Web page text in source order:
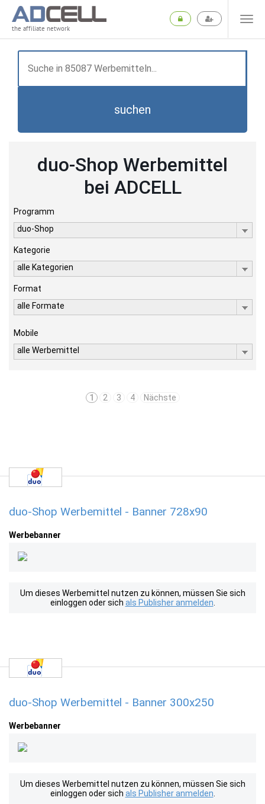
the affiliate network
suchen
duo-Shop Werbemittel
bei ADCELL
Programm
duo-Shop
Kategorie
alle Kategorien
Format
alle Formate
Mobile
alle Werbemittel
1 2 3 4 Nächste
duo-Shop Werbemittel - Banner 728x90
Werbebanner
Um dieses Werbemittel nutzen zu können, müssen Sie sich
einloggen oder sich als Publisher anmelden
duo-Shop Werbemittel - Banner 300x250
Werbebanner
Um dieses Werbemittel nutzen zu können, müssen Sie sich
einloggen oder sich als Publisher anmelden